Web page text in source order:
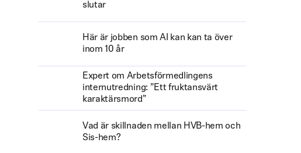
slutar
Här är jobben som AI kan kan ta över
inom 10 år
Expert om Arbetsförmedlingens
internutredning: ”Ett fruktansvärt
karaktärsmord”
Vad är skillnaden mellan HVB-hem och
Sis-hem?